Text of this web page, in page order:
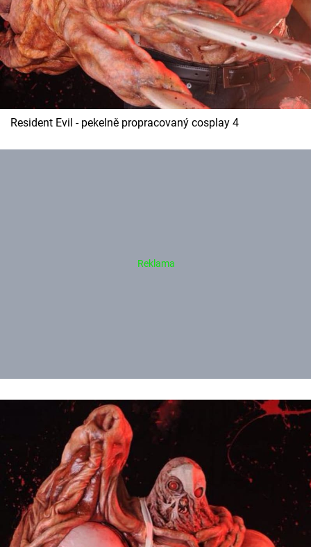
Resident Evil - pekelně propracovaný cosplay 4